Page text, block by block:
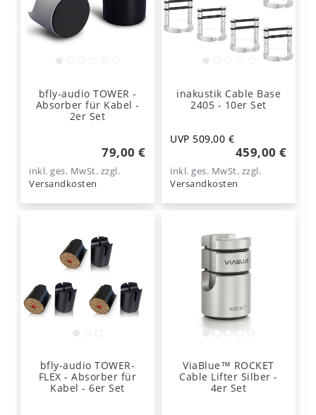
bfly-audio TOWER -
Absorber für Kabel -
2er Set
79,00 €
inkl. ges. MwSt. zzgl.
Versandkosten
inakustik Cable Base
2405 - 10er Set
UVP 509,00 €
459,00 €
inkl. ges. MwSt. zzgl.
Versandkosten
bfly-audio TOWER-
FLEX - Absorber für
Kabel - 6er Set
ViaBlue™ ROCKET
Cable Lifter Silber -
4er Set